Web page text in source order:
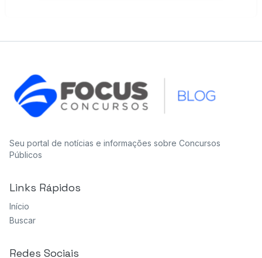
Seu portal de notícias e informações sobre Concursos
Públicos
Links Rápidos
Início
Buscar
Redes Sociais